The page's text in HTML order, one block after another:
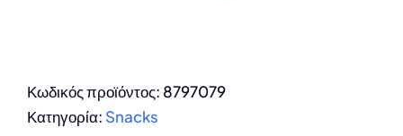
Κωδικός προϊόντος: 8797079
Κατηγορία: Snacks